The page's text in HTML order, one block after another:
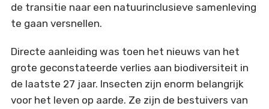
de transitie naar een natuurinclusieve samenleving
te gaan versnellen.
Directe aanleiding was toen het nieuws van het
grote geconstateerde verlies aan biodiversiteit in
de laatste 27 jaar. Insecten zijn enorm belangrijk
voor het leven op aarde. Ze zijn de bestuivers van